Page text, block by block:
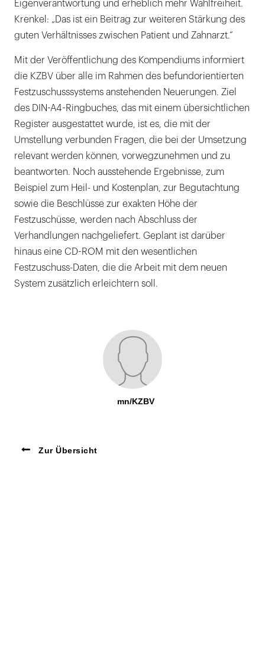
Eigenverantwortung und erheblich mehr Wahlfreiheit.
Krenkel: „Das ist ein Beitrag zur weiteren Stärkung des
guten Verhältnisses zwischen Patient und Zahnarzt.“
Mit der Veröffentlichung des Kompendiums informiert
die KZBV über alle im Rahmen des befundorientierten
Festzuschusssystems anstehenden Neuerungen. Ziel
des DIN-A4-Ringbuches, das mit einem übersichtlichen
Register ausgestattet wurde, ist es, die mit der
Umstellung verbunden Fragen, die bei der Umsetzung
relevant werden können, vorwegzunehmen und zu
beantworten. Noch ausstehende Ergebnisse, zum
Beispiel zum Heil- und Kostenplan, zur Begutachtung
sowie die Beschlüsse zur exakten Höhe der
Festzuschüsse, werden nach Abschluss der
Verhandlungen nachgeliefert. Geplant ist darüber
hinaus eine CD-ROM mit den wesentlichen
Festzuschuss-Daten, die die Arbeit mit dem neuen
System zusätzlich erleichtern soll.
mn/KZBV
Zur Übersicht